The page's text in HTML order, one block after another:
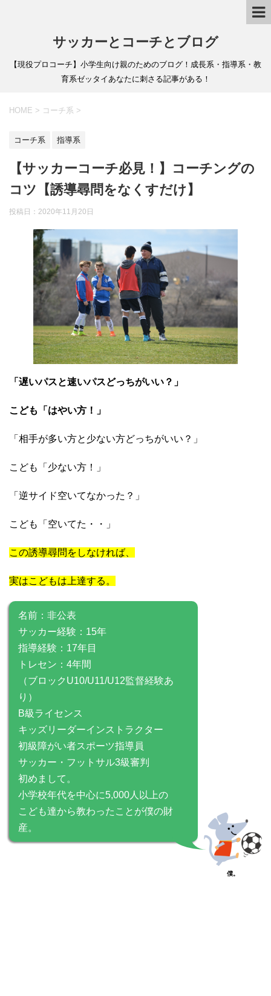
サッカーとコーチとブログ
【現役プロコーチ】小学生向け親のためのブログ！成長系・指導系・教
育系ゼッタイあなたに刺さる記事がある！
HOME > コーチ系 >
コーチ系 指導系
【サッカーコーチ必見！】コーチングの
コツ【誘導尋問をなくすだけ】
投稿日： 2020年11月20日
「遅いパスと速いパスどっちがいい？」
こども「はやい方！」
「相手が多い方と少ない方どっちがいい？」
こども「少ない方！」
「逆サイド空いてなかった？」
こども「空いてた・・」
この誘導尋問をしなければ、
実はこどもは上達する。
名前：非公表
サッカー経験：15年
指導経験：17年目
トレセン：4年間
（ブロックU10/U11/U12監督経験あ
り）
B級ライセンス
キッズリーダーインストラクター
初級障がい者スポーツ指導員
サッカー・フットサル3級審判
初めまして。
小学校年代を中心に5,000人以上の
こども達から教わったことが僕の財
産。
僕。